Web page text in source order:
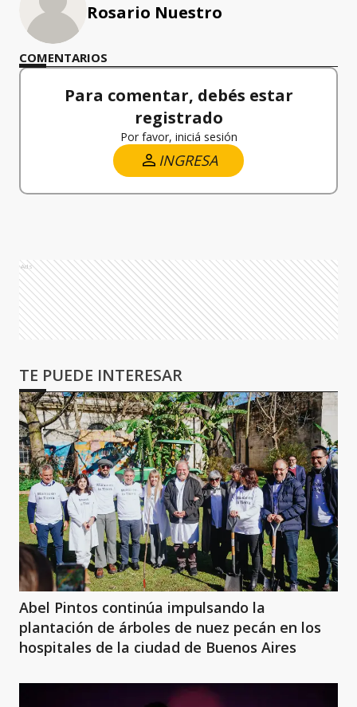
Rosario Nuestro
COMENTARIOS
Para comentar, debés estar
registrado
Por favor, iniciá sesión
INGRESA
Ads
TE PUEDE INTERESAR
Abel Pintos continúa impulsando la
plantación de árboles de nuez pecán en los
hospitales de la ciudad de Buenos Aires